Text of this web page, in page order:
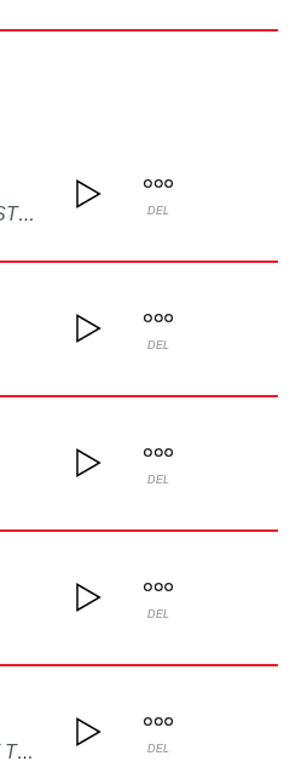
NAPOLI (FREESTYLE) DEL
DEL
DEL
DEL
TELL ME WHAT TO DO DEL